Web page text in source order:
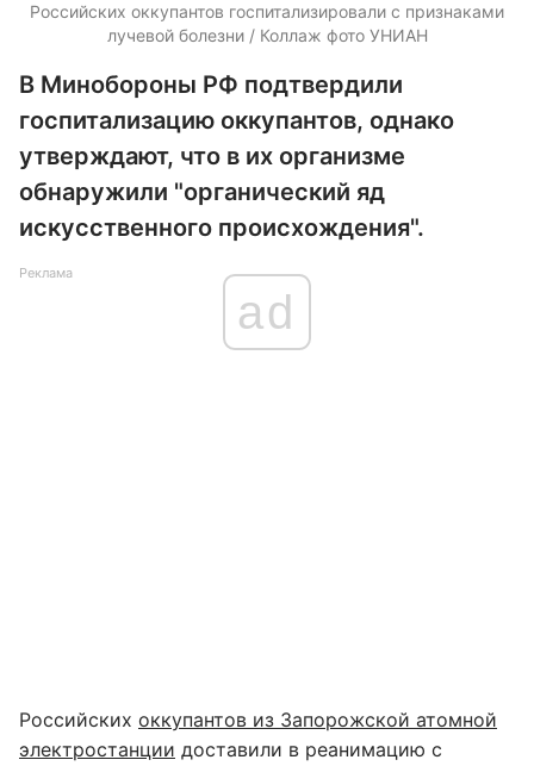
Российских оккупантов госпитализировали с признаками
лучевой болезни / Коллаж фото УНИАН
В Минобороны РФ подтвердили
госпитализацию оккупантов, однако
утверждают, что в их организме
обнаружили "органический яд
искусственного происхождения".
Реклама
ad
Российских оккупантов из Запорожской атомной
электростанции доставили в реанимацию с